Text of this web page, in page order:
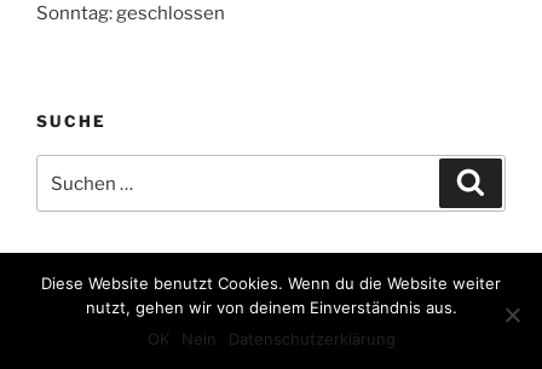
Sonntag: geschlossen
SUCHE
nach:
Privacy Policy Stolz präsentiert von WordPress
Diese Website benutzt Cookies. Wenn du die Website weiter
nutzt, gehen wir von deinem Einverständnis aus.
OK
Nein Datenschutzerklärung